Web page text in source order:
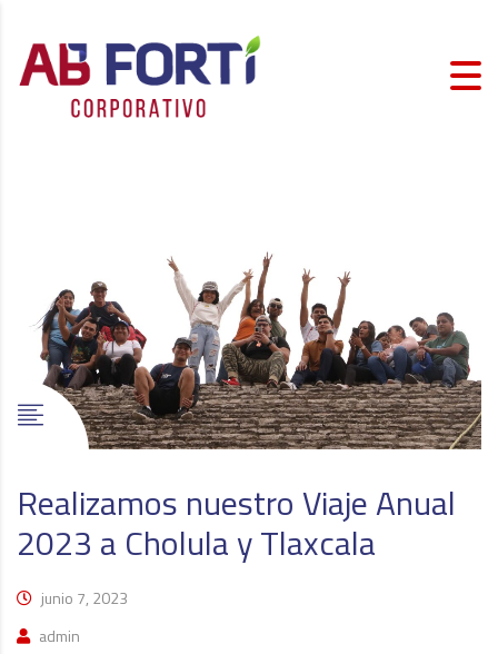
Realizamos nuestro Viaje Anual
2023 a Cholula y Tlaxcala
junio 7, 2023
admin